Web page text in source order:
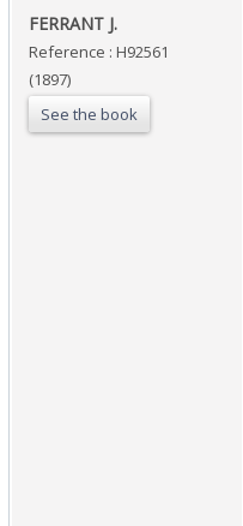
‎FERRANT J.‎
Reference : H92561
(1897)
See the book